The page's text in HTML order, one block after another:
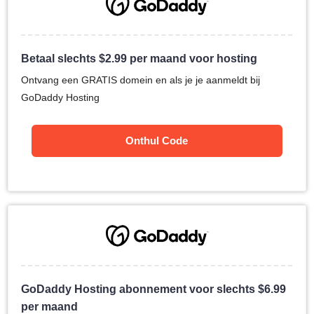
Betaal slechts$2.99 per maand voor hosting
Ontvang een GRATIS domein en als je je aanmeldt bij
GoDaddy Hosting
Onthul Code
GoDaddy Hosting abonnement voor slechts$6.99
per maand